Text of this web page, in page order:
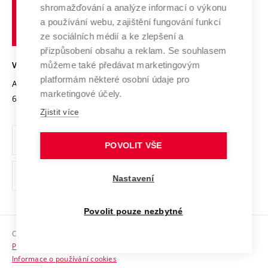
Transfer znalostí
Open Science
Projekty
Projekty ze strukturálních fondů
Specifický výzkum
Služby univerzity
Mezinárodní dohody
Univerzitní sítě
Udržitelná univerzita
Podnikavá univerzita / ContriBUTe
Bezpečná univerzita
Vyznamenání
Organizační struktura
Ochrana osobních údajů
odkaz)
Sociální bezpečí
HR Award
učení
technické
VYSOKÉ UČENÍ TECHNICKÉ V BRNĚ
Antonínská 548/1
602 00 Brno
www.vut.cz
vut@vutbr.cz
Copyright © 2026 VUT
Prohlášení o přístupnosti
Informace o používání cookies
shromažďování a analýze informací o výkonu
a používání webu, zajištění fungování funkcí
ze sociálních médií a ke zlepšení a
přizpůsobení obsahu a reklam. Se souhlasem
můžeme také předávat marketingovým
platformám některé osobní údaje pro
marketingové účely.
Zjistit více
POVOLIT VŠE
Nastavení
Povolit pouze nezbytné